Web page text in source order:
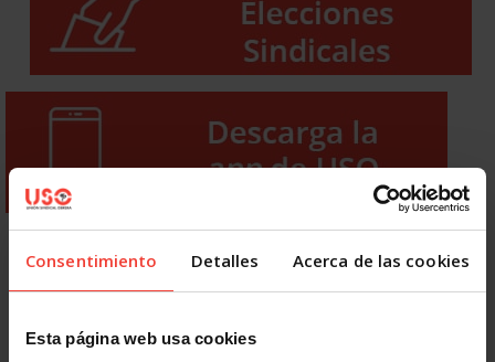
Consentimiento Detalles Acerca de las cookies
Esta página web usa cookies